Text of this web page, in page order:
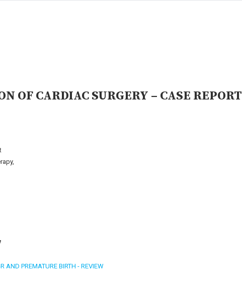
OF CARDIAC SURGERY – CASE REPORT
AND PREMATURE BIRTH - REVIEW